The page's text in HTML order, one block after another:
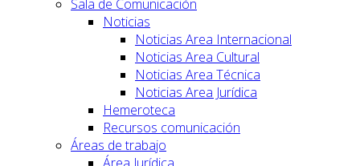
Sala de Comunicación
Noticias
Noticias Area Internacional
Noticias Area Cultural
Noticias Area Técnica
Noticias Area Jurídica
Hemeroteca
Recursos comunicación
Áreas de trabajo